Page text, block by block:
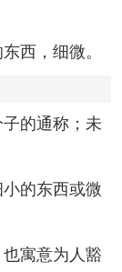
西，细微。
的通称；未
的东西或微
寓意为人豁